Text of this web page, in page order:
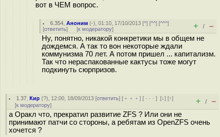
вот в ЧЕМ вопрос.
6.354 ,Аноним (-), 01:10, 17/10/2013 [^] [^^] [^^^]
[ответить] [к модератору] + / –
Ну, понятно, никакой конкретики мы в общем не
дождемся. А так то вон некоторые ждали
коммунизма 70 лет. А потом пришел ... капитализм.
Так что нераспакованные кактусы тоже могут
подкинуть сюрпризов.
1.37 ,Кир (?), 12:00, 18/09/2013 [ответить] [ ﹢﹢﹢] [ · · ·][↓] [↑]
[к модератору] + / –
а Оракл что, прекратил развитие ZFS ? Или они не
принимают патчи со стороны, а ребятам из OpenZFS очень
хочется ?